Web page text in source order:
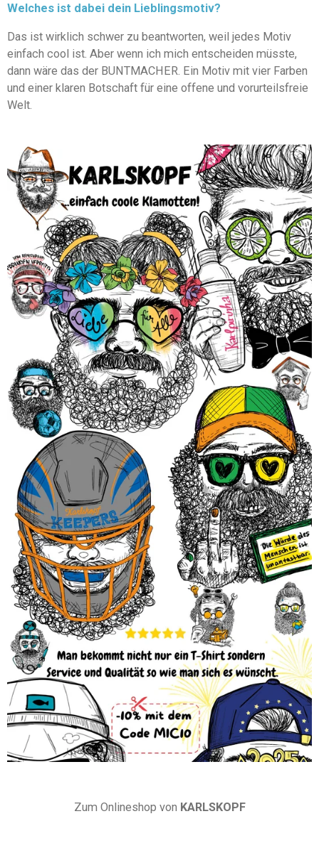
Welches ist dabei dein Lieblingsmotiv?
Das ist wirklich schwer zu beantworten, weil jedes Motiv
einfach cool ist. Aber wenn ich mich entscheiden müsste,
dann wäre das der BUNTMACHER. Ein Motiv mit vier Farben
und einer klaren Botschaft für eine offene und vorurteilsfreie
Welt.
Zum Onlineshop von KARLSKOPF